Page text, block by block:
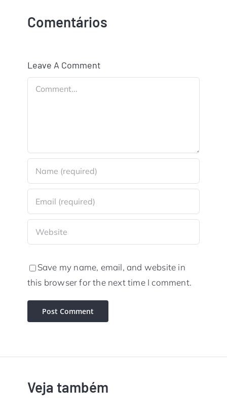
Comentários
Leave A Comment
Comment
Save my name, email, and website in
this browser for the next time I comment.
Veja também